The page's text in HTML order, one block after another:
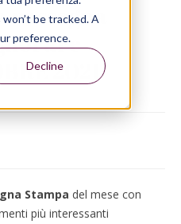
be tracked. A
preference.
Decline
rassegna
2021
Stampa del mese con
più interessanti